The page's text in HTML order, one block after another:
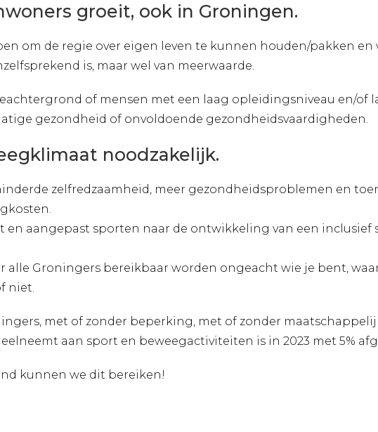
groeit, ook in Groningen.
om de regie over eigen leven te kunnen houden/pakken en
is, maar wel van meerwaarde.
of mensen met een laag opleidingsniveau en/of
gezondheid of onvoldoende gezondheidsvaardigheden.
noodzakelijk.
zelfredzaamheid, meer gezondheidsproblemen en
en aangepast sporten naar de ontwikkeling van een inclusief
alle Groningers bereikbaar worden ongeacht wie je bent,
niet.
met of zonder beperking, met of zonder
aan sport en beweegactiviteiten is in 2023 met 5%
kunnen we dit bereiken!